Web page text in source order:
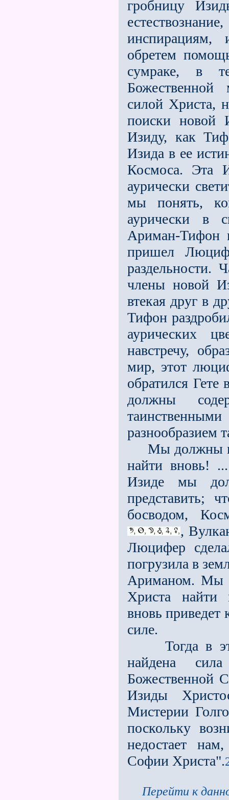
гробницу
инспирациям,
обретем
сум­раке, в
силой Христа,
поиски новой
Изиду, как
Изида в ее
Кос­моса. Эта
аурически
мы понять,
аурически в
Ариман-Тифон
пришел
раздельности.
члены новой
втекая друг в
Тифон
аурических
навстречу,
мир, этот
обратился
должны
разнообразием
Мы должны
найти вновь!
Изиде мы
представить;
босводом,
,
Люцифер
погрузила в
Ариманом. Мы
Христа найти
вновь
силе.
Тогда в
найдена
Божественной
Изиды
Мистерии
поскольку
недостает
Софии Христа".
Перейти к